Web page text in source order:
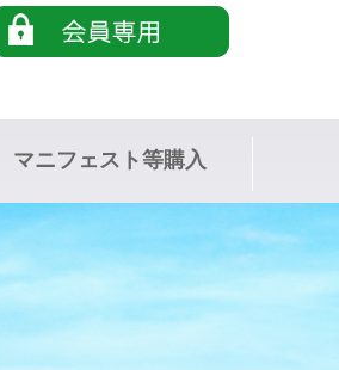
マニフェスト等購入